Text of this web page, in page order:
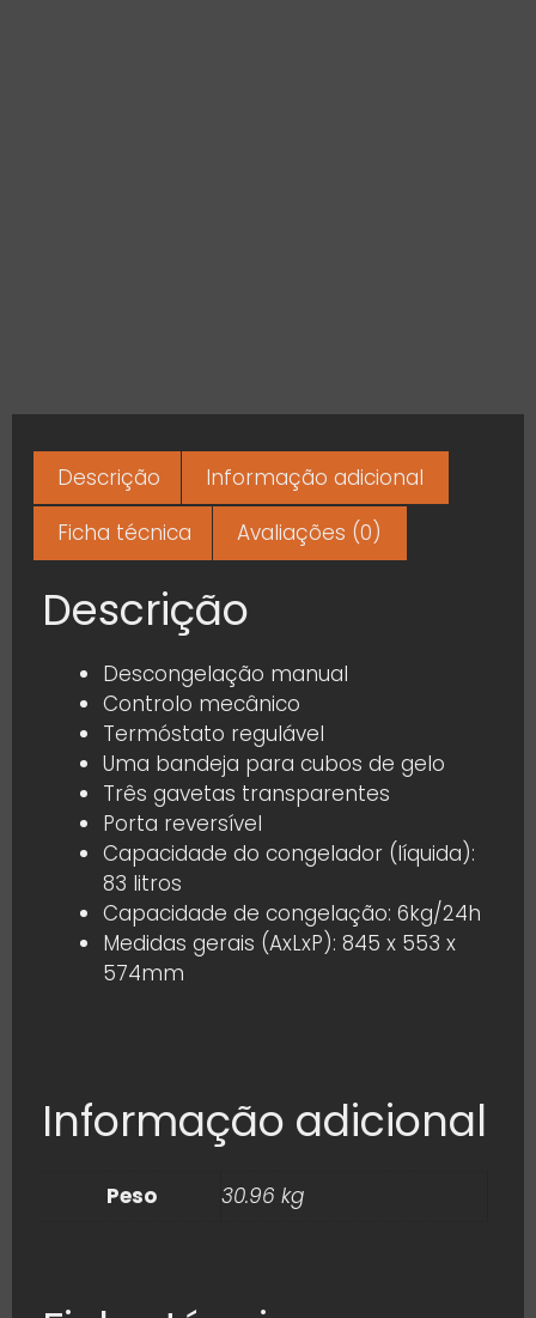
Descrição
Informação adicional
Ficha técnica
Avaliações (0)
Descrição
Descongelação manual
Controlo mecânico
Termóstato regulável
Uma bandeja para cubos de gelo
Três gavetas transparentes
Porta reversível
Capacidade do congelador (líquida):
83 litros
Capacidade de congelação: 6kg/24h
Medidas gerais (AxLxP): 845 x 553 x
574mm
Informação adicional
Peso 30.96 kg